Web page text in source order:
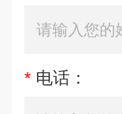
* 电话：